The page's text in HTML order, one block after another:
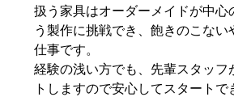
扱う家具はオーダーメイドが中心
う製作に挑戦でき、飽きのこない
仕事です。
経験の浅い方でも、先輩スタッフ
トしますので安心してスタートで